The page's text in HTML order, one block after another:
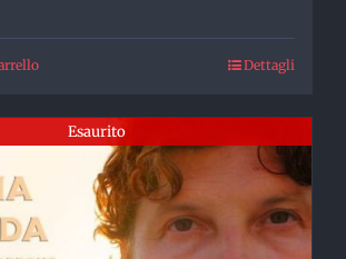
Dettagli
Esaurito